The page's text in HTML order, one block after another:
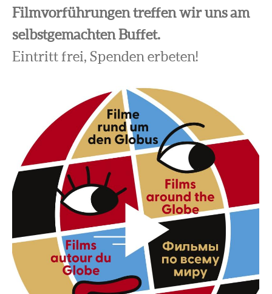
Filmvorführungen treffen wir uns am
selbstgemachten Buffet.
Eintritt frei, Spenden erbeten!